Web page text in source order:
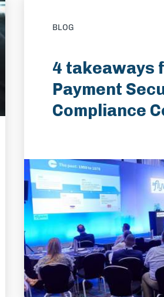
BLOG
4 takeaways
Payment
Compliance